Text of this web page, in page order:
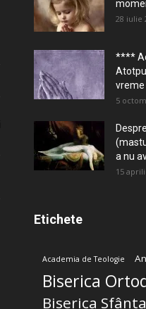
28 iulie
****
vreme
5
a nu
15
Etichete
Academia de Teologie
Biserica
Biserica